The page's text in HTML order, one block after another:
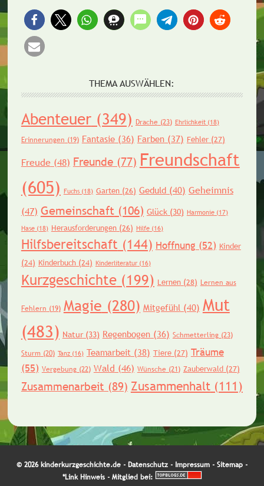
THEMA AUSWÄHLEN:
Abenteuer(349) Drache (23) Ehrlichkeit(18)
Erinnerungen (19) Fantasie(36) Farben(37) Fehler(27)
Freude(48) Freunde(77) Freundschaft
(605) Fuchs(18) Garten(26) Geduld(40) Geheimnis
(47) Gemeinschaft(106) Glück(30) Harmonie(17)
Hase(18) Herausforderungen(26) Hilfe(16)
Hilfsbereitschaft (144) Hoffnung (52) Kinder
(24) Kinderbuch(24) Kinderliteratur(16)
Kurzgeschichte(199) Lernen(28) Lernen aus
Fehlern (19) Magie (280) Mitgefühl(40) Mut
(483) Natur(33) Regenbogen(36) Schmetterling(23)
Sturm(20) Tanz(16) Teamarbeit(38) Tiere(27) Träume
(55) Vergebung(22) Wald (46) Wünsche (21) Zauberwald(27)
Zusammenarbeit (89) Zusammenhalt(111)
© 2026 kinderkurzgeschichte.de - Datenschutz - Impressum - Sitemap -
*Link Hinweis- Mitglied bei: